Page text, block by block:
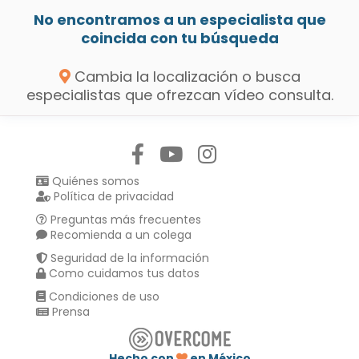
No encontramos a un especialista que
coincida con tu búsqueda
Cambia la localización o busca
especialistas que ofrezcan vídeo consulta.
Quiénes somos
Política de privacidad
Preguntas más frecuentes
Recomienda a un colega
Seguridad de la información
Como cuidamos tus datos
Condiciones de uso
Prensa